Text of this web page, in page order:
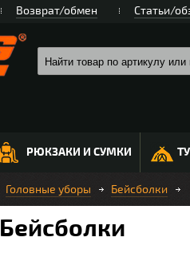
Возврат/обмен Статьи/
РЮКЗАКИ И СУМКИ
Головные уборы Бейсболки
Бейсболки